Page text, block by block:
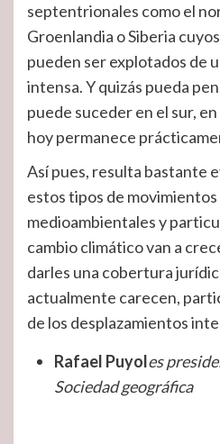
septentrionales como el
Groenlandia o Siberia
pueden ser explotados de
intensa. Y quizás pueda
puede suceder en el sur,
hoy permanece
Así pues, resulta bastante
estos tipos de
medioambientales y
cambio climático van a
darles una cobertura
actualmente carecen,
de los desplazamientos
Rafael Puyoles
Sociedad geográfica